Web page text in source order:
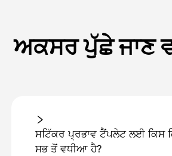
ਅਕਸਰ ਪੁੱਛੇ ਜਾਣ
ਸਟਿੱਕਰ ਪ੍ਰਭਾਵ ਟੈਂਪਲੇਟ ਲਈ ਕਿਸ
ਸਭ ਤੋਂ ਵਧੀਆ ਹੈ?